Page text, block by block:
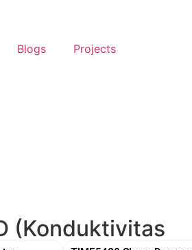
Blogs Projects
(Konduktivitas